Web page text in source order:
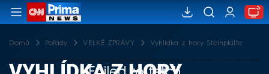
Domů Pořady VELKÉ ZPRÁVY Vyhlídka z hory Steinplatte